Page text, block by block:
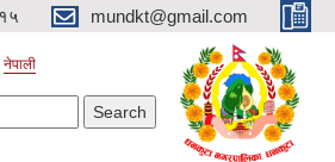
mundkt@gmail.com
नेपाली